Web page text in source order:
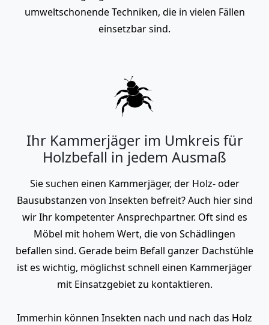
umweltschonende Techniken, die in vielen Fällen
einsetzbar sind.
Ihr Kammerjäger im Umkreis für
Holzbefall in jedem Ausmaß
Sie suchen einen Kammerjäger, der Holz- oder
Bausubstanzen von Insekten befreit? Auch hier sind
wir Ihr kompetenter Ansprechpartner. Oft sind es
Möbel mit hohem Wert, die von Schädlingen
befallen sind. Gerade beim Befall ganzer Dachstühle
ist es wichtig, möglichst schnell einen Kammerjäger
mit Einsatzgebiet zu kontaktieren.
Immerhin können Insekten nach und nach das Holz